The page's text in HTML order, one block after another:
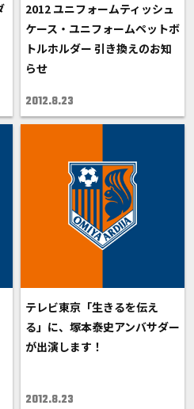
2012 ユニフォームティッシュ
ケース・ユニフォームペットボ
トルホルダー 引き換えのお知
らせ
2012.8.23
テレビ東京「生きるを伝え
る」に、塚本泰史アンバサダー
が出演します！
2012.8.23